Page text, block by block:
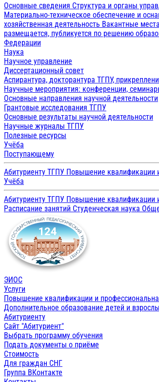
Основные сведения Структура и органы
Материально-техническое обеспечение и
хозяйственная деятельность Вакантные
размещается, публикуется по решению
Федерации
Наука
Научное управление
Диссертационный совет
Аспирантура, докторантура ТГПУ,
Научные мероприятия: конференции,
Основные направления научной деятельности
Грантовые исследования ТГПУ
Основные результаты научной деятельности
Научные журналы ТГПУ
Полезные ресурсы
Учёба
Поступающему
Абитуриенту ТГПУ Повышение квалификации
Учёба
Абитуриенту ТГПУ Повышение квалификации
Расписание занятий Студенческая наука
ЭИОС
Услуги
Повышение квалификации и
Дополнительное образование детей и
Абитуриенту
Сайт "Абитуриент"
Выбрать программу обучения
Подать документы о приёме
Стоимость
Для граждан СНГ
Группа ВКонтакте